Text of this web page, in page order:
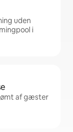
uden
i
af gæster